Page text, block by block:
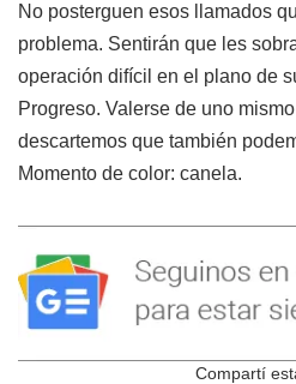
No posterguen esos llamados
problema. Sentirán que les
operación difícil en el plano de
Progreso. Valerse de uno
descartemos que también
Momento de color: canela.